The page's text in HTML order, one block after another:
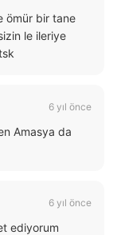
ömür bir tane
le ileriye
6 yıl önce
Amasya da
6 yıl önce
ediyorum